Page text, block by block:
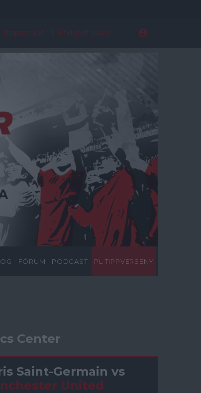
Regisztráció Elfelejtett jelszó
FÓRUM PODCAST PL TIPPVERSENY
Center
Saint-Germain vs
United